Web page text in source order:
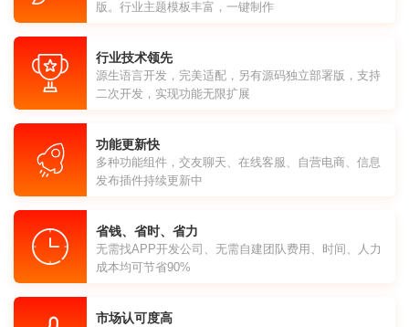
版。行业主题模板丰富，一键制作
行业技术领先
源生语言开发，完美适配，另有源码独立部署版，支持
二次开发，实现功能无限扩展
功能更新快
多种功能组件，交友聊天、在线客服、自营电商、信息
发布插件持续更新中
省钱、省时、省力
无需找APP开发公司、无需自建团队费用、时间、人力
成本均可节省90%
市场认可度高